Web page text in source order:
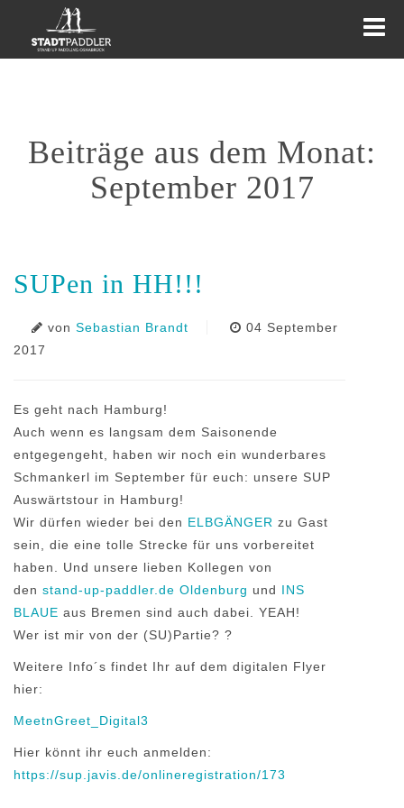
KURSE TOUREN EVENTS
WEITERES AKTUELLES
Beiträge aus dem Monat:
September 2017
SUPen in HH!!!
von Sebastian Brandt
04 September
2017
Es geht nach Hamburg!
Auch wenn es langsam dem Saisonende
entgegengeht, haben wir noch ein wunderbares
Schmankerl im September für euch: unsere SUP
Auswärtstour in Hamburg!
Wir dürfen wieder bei den ELBGÄNGER zu Gast
sein, die eine tolle Strecke für uns vorbereitet
haben. Und unsere lieben Kollegen von
den stand-up-paddler.de Oldenburg und INS
BLAUE aus Bremen sind auch dabei. YEAH!
Wer ist mir von der (SU)Partie? ?
Weitere Info´s findet Ihr auf dem digitalen Flyer
hier:
MeetnGreet_Digital3
Hier könnt ihr euch anmelden:
https://sup.javis.de/onlineregistration/173